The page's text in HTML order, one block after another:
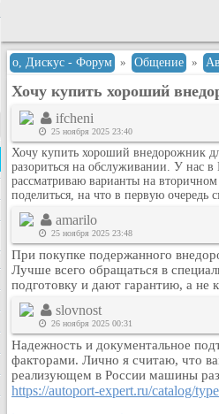
о, Дискус - Форум » Общение »
Хочу купить хороший
ifcheni
25 ноября 2025 23:40
Хочу купить хороший внедорожник
разориться на обслуживании. У нас
рассматриваю варианты на
поделиться, на что в первую очередь
amarilo
25 ноября 2025 23:48
При покупке подержанного
Лучше всего обращаться в
подготовку и дают гарантию, а не
slovnost
26 ноября 2025 00:31
Надежность и документальное
факторами. Лично я считаю, что
реализующем в России машины
https://autoport-expert.ru/catalog/